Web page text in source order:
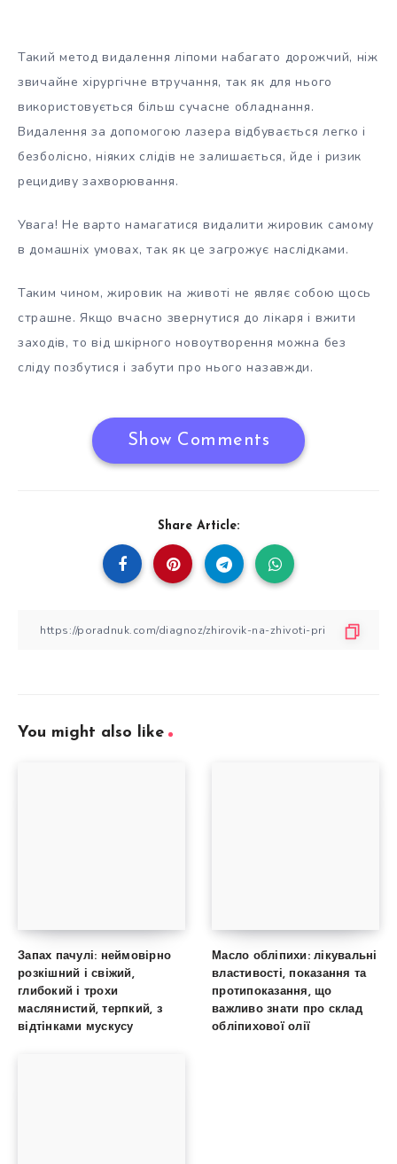
Такий метод видалення ліпоми набагато дорожчий, ніж
звичайне хірургічне втручання, так як для нього
використовується більш сучасне обладнання.
Видалення за допомогою лазера відбувається легко і
безболісно, ніяких слідів не залишається, йде і ризик
рецидиву захворювання.
Увага! Не варто намагатися видалити жировик самому
в домашніх умовах, так як це загрожує наслідками.
Таким чином, жировик на животі не являє собою щось
страшне. Якщо вчасно звернутися до лікаря і вжити
заходів, то від шкірного новоутворення можна без
сліду позбутися і забути про нього назавжди.
Show Comments
Share Article:
You might also like
Запах пачулі: неймовірно
розкішний і свіжий,
глибокий і трохи
маслянистий, терпкий, з
відтінками мускусу
Масло обліпихи: лікувальні
властивості, показання та
протипоказання, що
важливо знати про склад
обліпихової олії